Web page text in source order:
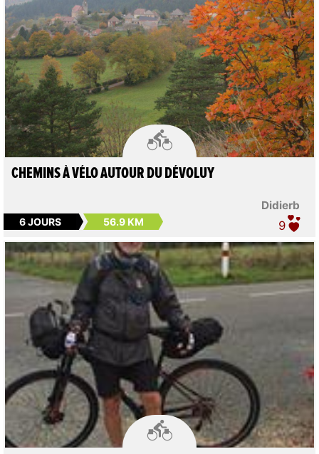

Didierb
CHEMINS À VÉLO AUTOUR DU DÉVOLUY
6 JOURS 56.9 KM 9
